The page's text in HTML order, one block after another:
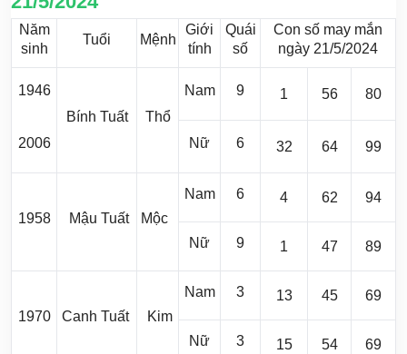
Năm
sinh
Tuổi Mệnh
Giới
tính
Quái
số
Con số may mắn
ngày 21/5/2024
1946
2006
Bính Tuất Thổ
Nam 9 1 56 80
Nữ 6 32 64 99
1958 Mậu Tuất Mộc
Nam 6 4 62 94
Nữ 9 1 47 89
1970 Canh Tuất Kim
Nam 3 13 45 69
Nữ 3 15 54 69